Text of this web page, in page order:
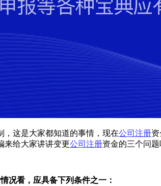
，这是大家都知道的事情，现在公司注册
来给大家讲讲变更公司注册资金的三个问题
况看，应具备下列条件之一：